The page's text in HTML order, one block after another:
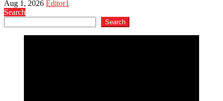
Aug 1, 2026 Editor1
Search
Search